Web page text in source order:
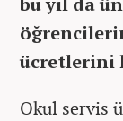
ücretlerini
Okul servis